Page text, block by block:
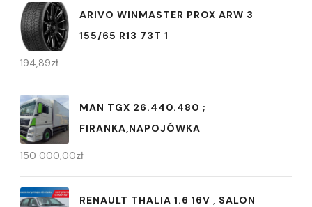
ARIVO WINMASTER PROX ARW 3
155/65 R13 73T 1
194,89zł
MAN TGX 26.440.480 ;
FIRANKA,NAPOJÓWKA
150 000,00zł
RENAULT THALIA 1.6 16V , SALON